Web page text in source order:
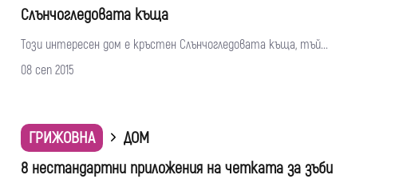
Слънчогледовата къща
Този интересен дом е кръстен Слънчогледовата къща, тъй...
08 сеп 2015
ГРИЖОВНА
ДОМ
8 нестандартни приложения на четката за зъби